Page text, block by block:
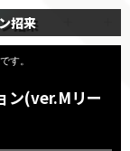
招来
す。
ン(ver.Mリー